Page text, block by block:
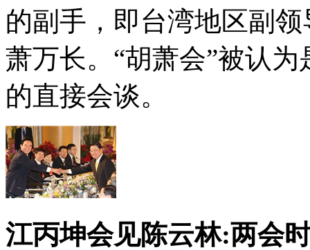
的副手，即台湾地区副
萧万长。“胡萧会”被认
的直接会谈。
江丙坤会见陈云林:两会